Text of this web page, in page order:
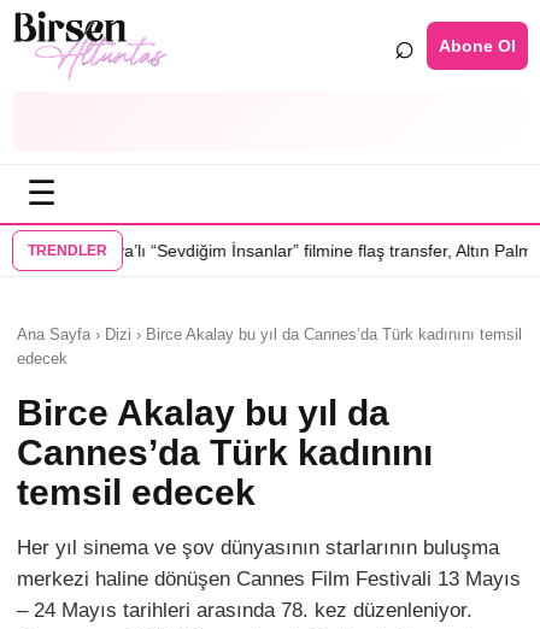
⌕ Abone Ol
☰
TRENDLERİnsanlar” filmine flaş transfer, Altın Palmiye’li Vlad Ivanov
Ana Sayfa › Dizi › Birce Akalay bu yıl da Cannes’da Türk kadınını temsil
edecek
Birce Akalay bu yıl da
Cannes’da Türk kadınını
temsil edecek
Her yıl sinema ve şov dünyasının starlarının buluşma
merkezi haline dönüşen Cannes Film Festivali 13 Mayıs
– 24 Mayıs tarihleri arasında 78. kez düzenleniyor.